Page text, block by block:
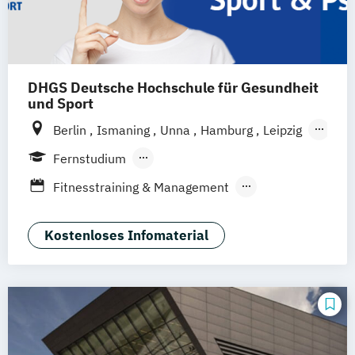
DHGS Deutsche Hochschule für Gesundheit
und Sport
Berlin Ismaning Unna Hamburg
Leipzig
Köln
Frankfurt
Fernstudium
Berufsbegleitendes Präsenzstudium
Fitnesstraining & Management
Physician Assistant Physiotherapie
Positive Psychologie & Coaching
Sport und angewandte
Trainingswissenschaft (versch.
Schwerpunkte)
Kostenloses Infomaterial